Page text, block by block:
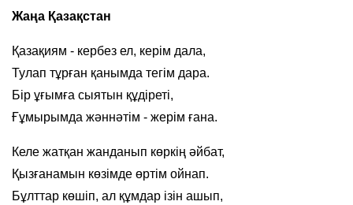
Жаңа Қазақстан
Қазақиям - кербез ел, керім дала,
Тулап тұрған қанымда тегім дара.
Бір ұғымға сыятын құдіреті,
Ғұмырымда жәннәтім - жерім ғана.
Келе жатқан жанданып көркің әйбат,
Қызғанамын көзімде өртім ойнап.
Бұлттар көшіп, ал құмдар ізін ашып,